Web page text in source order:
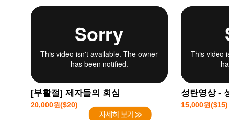
[부활절] 제자들의 회심
20,000원($20)
성탄영상 -
15,000원($15)